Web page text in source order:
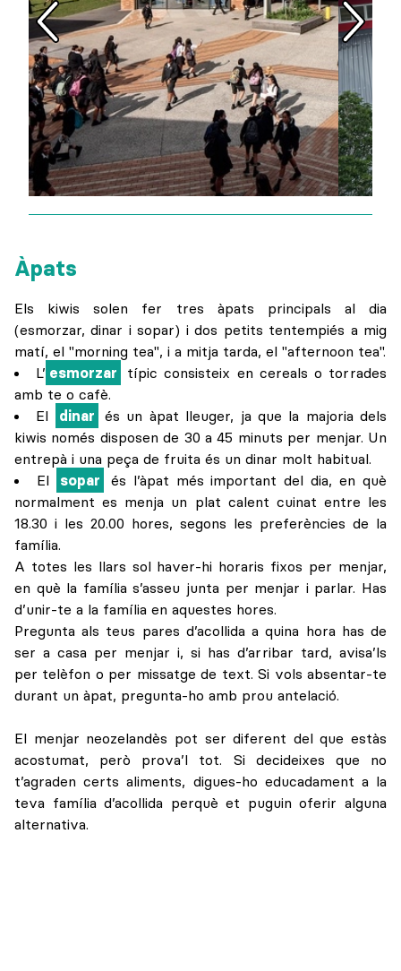
Àpats
Els kiwis solen fer tres àpats principals al dia
(esmorzar, dinar i sopar) i dos petits tentempiés a mig
matí, el "morning tea", i a mitja tarda, el "afternoon tea".
L’ esmorzar
típic consisteix en cereals o torrades
amb te o cafè.
El
dinar és un àpat lleuger, ja que la majoria dels
kiwis només disposen de 30 a 45 minuts per menjar. Un
entrepà i una peça de fruita és un dinar molt habitual.
El
sopar
és l’àpat més important del dia, en què
normalment es menja un plat calent cuinat entre les
18.30 i les 20.00 hores, segons les preferències de la
família.
A totes les llars sol haver-hi horaris fixos per menjar,
en què la família s’asseu junta per menjar i parlar. Has
d’unir-te a la família en aquestes hores.
Pregunta als teus pares d’acollida a quina hora has de
ser a casa per menjar i, si has d’arribar tard, avisa’ls
per telèfon o per missatge de text. Si vols absentar-te
durant un àpat, pregunta-ho amb prou antelació.
El menjar neozelandès pot ser diferent del que estàs
acostumat, però prova’l tot. Si decideixes que no
t’agraden certs aliments, digues-ho educadament a la
teva família d’acollida perquè et puguin oferir alguna
alternativa.